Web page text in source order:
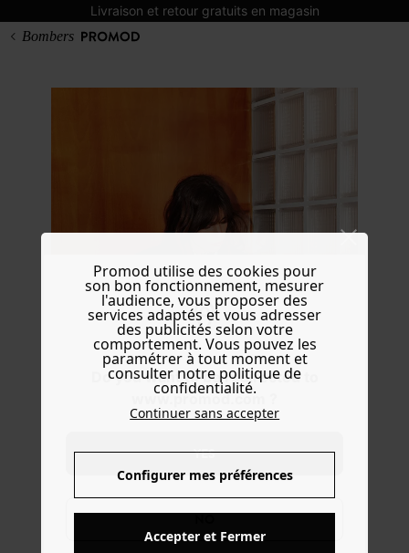
Livraison et retour gratuits en magasin
Do you want to be redirected to
www.promod.com ?
YES
NO
Bombers
Promod utilise des cookies pour
son bon fonctionnement, mesurer
l'audience, vous proposer des
services adaptés et vous adresser
des publicités selon votre
comportement. Vous pouvez les
paramétrer à tout moment et
consulter notre politique de
confidentialité.
Continuer sans accepter
Configurer mes préférences
Accepter et Fermer